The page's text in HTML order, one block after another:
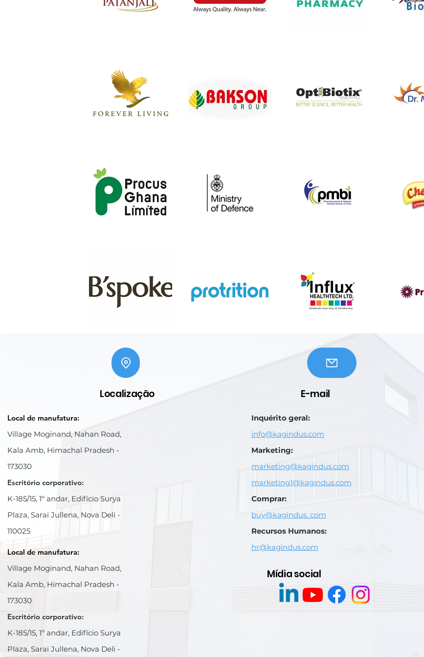
Localização
Local de manufatura:
Village Moginand, Nahan Road,
Kala Amb, Himachal Pradesh -
173030
Escritório corporativo:
K-185/15, 1º andar, Edifício Surya
Plaza, Sarai Jullena, Nova Deli -
110025
Local de manufatura:
Village Moginand, Nahan Road,
Kala Amb, Himachal Pradesh -
173030
Escritório corporativo:
K-185/15, 1º andar, Edifício Surya
Plaza, Sarai Jullena, Nova Deli -
E-mail
Inquérito geral:
info@kagindus.com
Marketing:
marketing@kagindus.com
marketing1@kagindus.com
Comprar:
buy@kagindus. com
Recursos Humanos:
hr@kagindus.com
Mídia social